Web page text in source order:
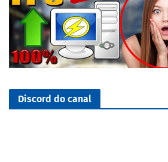
Discord do canal